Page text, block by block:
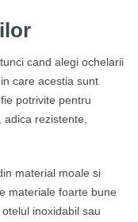
cand alegi ochelarii
care acestia sunt
potrivite pentru
rezistente,
material moale si
materiale foarte bune
inoxidabil sau